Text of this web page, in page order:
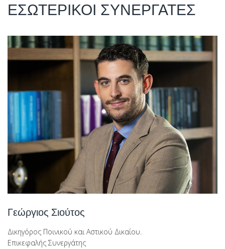
ΕΣΩΤΕΡΙΚΟΙ ΣΥΝΕΡΓΑΤΕΣ
Γεώργιος Σιούτος
Δικηγόρος Ποινικού και Αστικού Δικαίου.
Επικεφαλής Συνεργάτης